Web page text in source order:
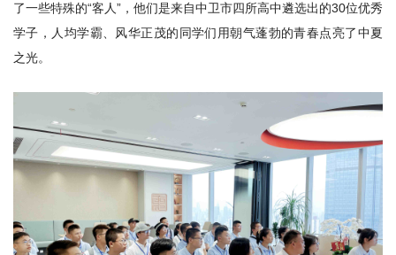
了一些特殊的“客人”，他们是来自中卫市四所高中遴选出的30位优秀
学子，人均学霸、风华正茂的同学们用朝气蓬勃的青春点亮了中夏
之光。